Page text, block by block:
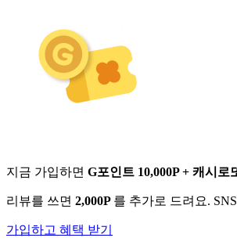
지금 가입하면 G포인트 10,000P + 캐시로
리뷰를 쓰면 2,000P 를 추가로 드려요.
가입하고 혜택 받기